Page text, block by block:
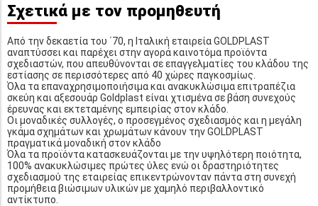
Σχετικά με τον προμηθευτή
Από την δεκαετία του ΄70, η Ιταλική εταιρεία GOLDPLAST
αναπτύσσει και παρέχει στην αγορά καινοτόμα προϊόντα
σχεδιαστών, που απευθύνονται σε επαγγελματίες του κλάδου της
εστίασης σε περισσότερες από 40 χώρες παγκοσμίως.
Όλα τα επαναχρησιμοποιήσιμα και ανακυκλώσιμα επιτραπέζια
σκεύη και αξεσουάρ Goldplast είναι χτισμένα σε βάση συνεχούς
έρευνας και εκτεταμένης εμπειρίας στον κλάδο.
Οι μοναδικές συλλογές, ο προσεγμένος σχεδιασμός και η μεγάλη
γκάμα σχημάτων και χρωμάτων κάνουν την GOLDPLAST
πραγματικά μοναδική στον κλάδο
Όλα τα προϊόντα κατασκευάζονται με την υψηλότερη ποιότητα,
100% ανακυκλώσιμες πρώτες ύλες ενώ οι δραστηριότητες
σχεδιασμού της εταιρείας επικεντρώνονταν πάντα στη συνεχή
προμήθεια βιώσιμων υλικών με χαμηλό περιβαλλοντικό
αντίκτυπο.